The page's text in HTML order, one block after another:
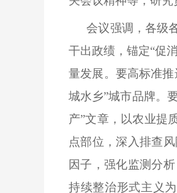
会议强调，各级
干出政绩，锚定“促
量发展。要高标准
城水乡”城市品牌。
产”文章，以农业提
点部位，深入排查
因子，强化监测分
持续整治形式主义